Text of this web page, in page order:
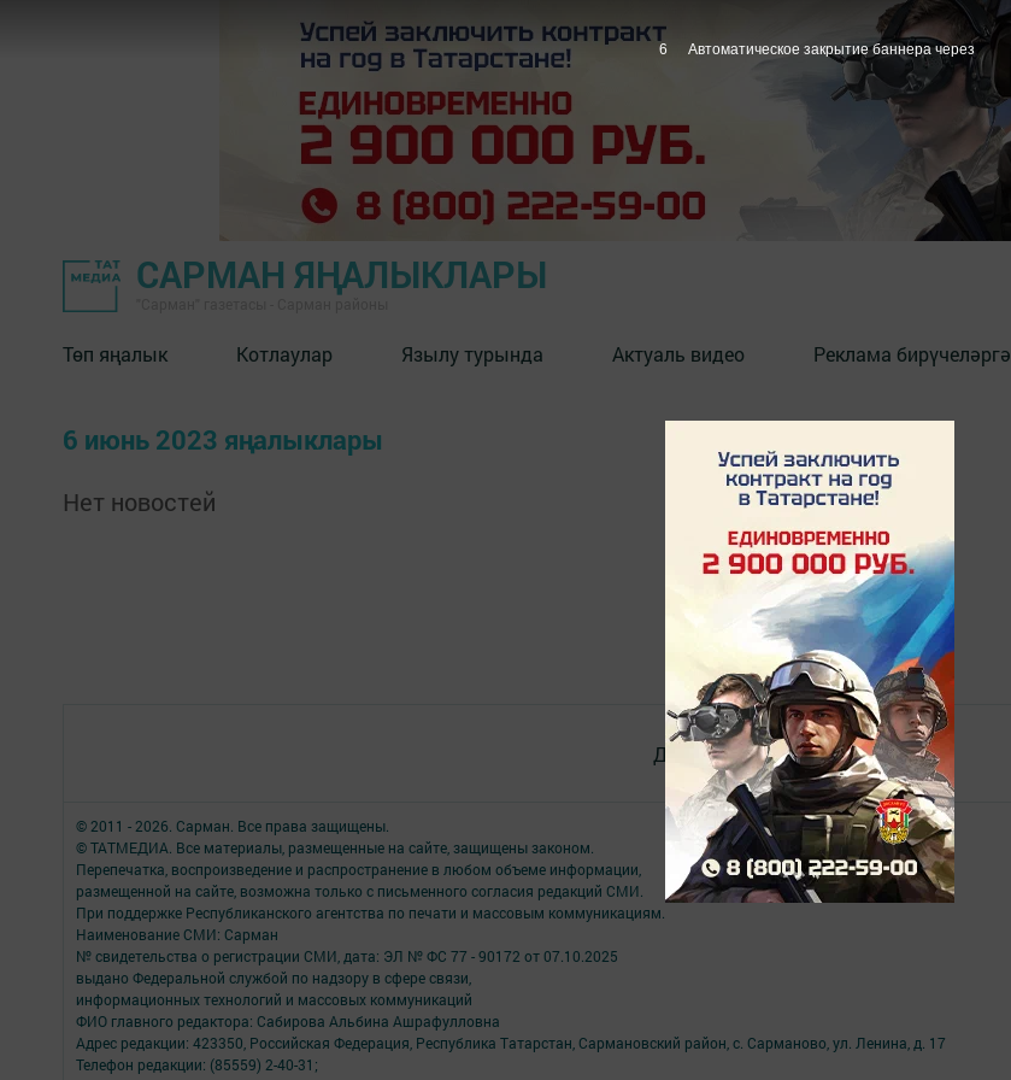
САРМАН ЯҢАЛЫКЛАРЫ
Төп яңалык Котлаулар Язылу турында Актуаль видео Реклама бирүчеләргә
6 июнь 2023 яңалыклары
Нет новостей
Документлар Төрле темалар
© 2011 - 2026. Сарман. Все права защищены.
© ТАТМЕДИА. Все материалы, размещенные на сайте, защищены законом.
Перепечатка, воспроизведение и распространение в любом объеме информации,
размещенной на сайте, возможна только с письменного согласия редакций СМИ.
При поддержке Республиканского агентства по печати и массовым коммуникациям.
Наименование СМИ: Сарман
№ свидетельства о регистрации СМИ, дата: ЭЛ № ФС 77 - 90172 от 07.10.2025
выдано Федеральной службой по надзору в сфере связи,
информационных технологий и массовых коммуникаций
ФИО главного редактора: Сабирова Альбина Ашрафулловна
Адрес редакции: 423350, Российская Федерация, Республика Татарстан, Сармановский район, с. Сарманово, ул. Ленина, д. 17
Телефон редакции: (85559) 2-40-31;
6 Автоматическое закрытие баннера через